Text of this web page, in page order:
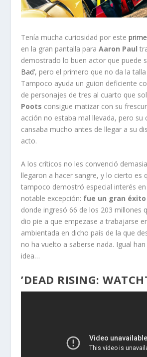
Tenía mucha curiosidad por este
en la gran pantalla paraAaron Paul
demostrado lo buen actor que puede
Bad’, pero el primero que no da la talla
Tampoco ayuda un guion deficiente
de personajes de tres al cuarto que
Poots consigue matizar con su
acción no estaba mal llevada, pero su
cansaba mucho antes de llegar a su
acto.
A los críticos no les convenció
llegaron a hacer sangre, y lo cierto es
tampoco demostró especial interés
notable excepción: fue un gran éxito
donde ingresó 66 de los 203 millones
dio pie a que empezase a trabajarse
ambientada en dicho país de la que
no ha vuelto a saberse nada. Igual
idea…
’DEAD RISING: